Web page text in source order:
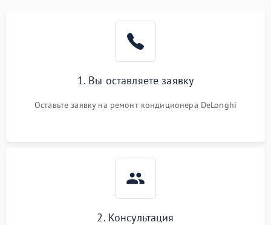
1. Вы оставляете заявку
Оставьте заявку на ремонт кондиционера DeLonghi
2. Консультация